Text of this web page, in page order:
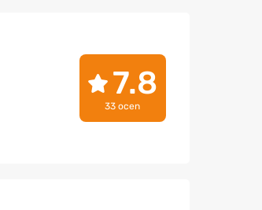
7.8
33 ocen